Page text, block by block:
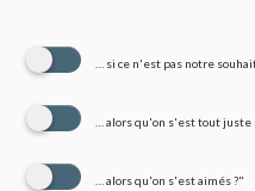
… si ce n'est pas notre
… alors qu'on s'est tout juste
… alors qu'on s'est aimés ?"